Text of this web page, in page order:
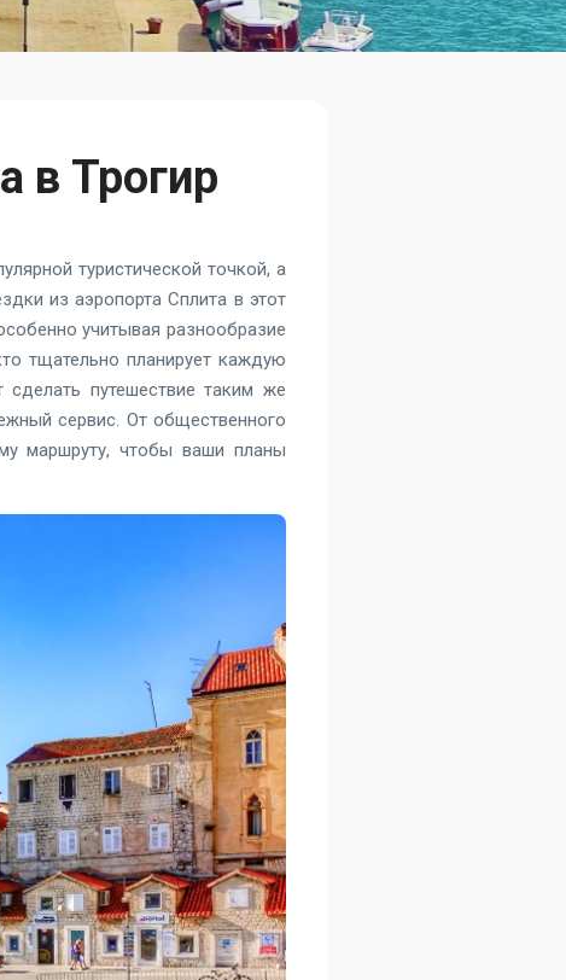
в Трогир
туристической точкой, а
из аэропорта Сплита в этот
учитывая разнообразие
тщательно планирует каждую
путешествие таким же
сервис. От общественного
маршруту, чтобы ваши планы